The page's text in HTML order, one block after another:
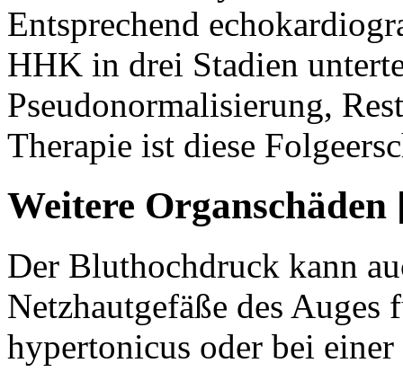
Entsprechend
HHK in drei Stadien
Pseudonormalisierung,
Therapie ist diese
Weitere Organschäden
Der Bluthochdruck kann
Netzhautgefäße des Auges
hypertonicus oder bei